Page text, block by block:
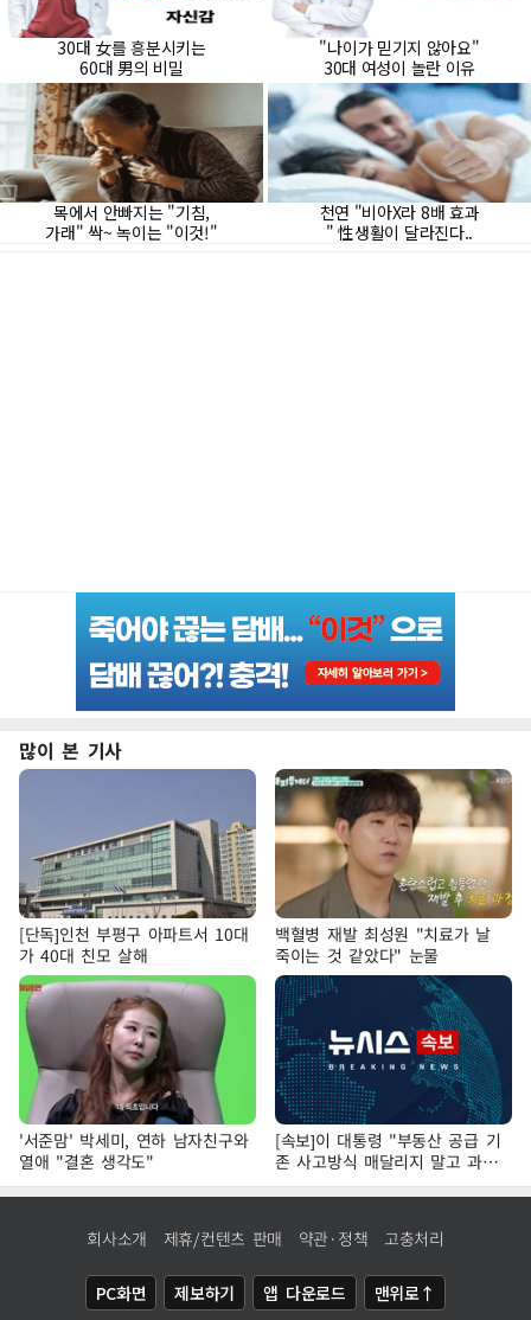
많이 본 기사
[단독]인천 부평구 아파트서 10대
가 40대 친모 살해
백혈병 재발 최성원 "치료가 날
죽이는 것 같았다" 눈물
'서준맘' 박세미, 연하 남자친구와
열애 "결혼 생각도"
[속보]이 대통령 "부동산 공급 기
존 사고방식 매달리지 말고 과감
히 실천"
회사소개 제휴/컨텐츠 판매 약관·정책 고충처리
PC화면 제보하기 앱 다운로드 맨위로↑